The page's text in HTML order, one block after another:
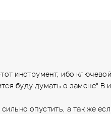
инструмент, ибо
буду думать о замене". В
опустить, а так же